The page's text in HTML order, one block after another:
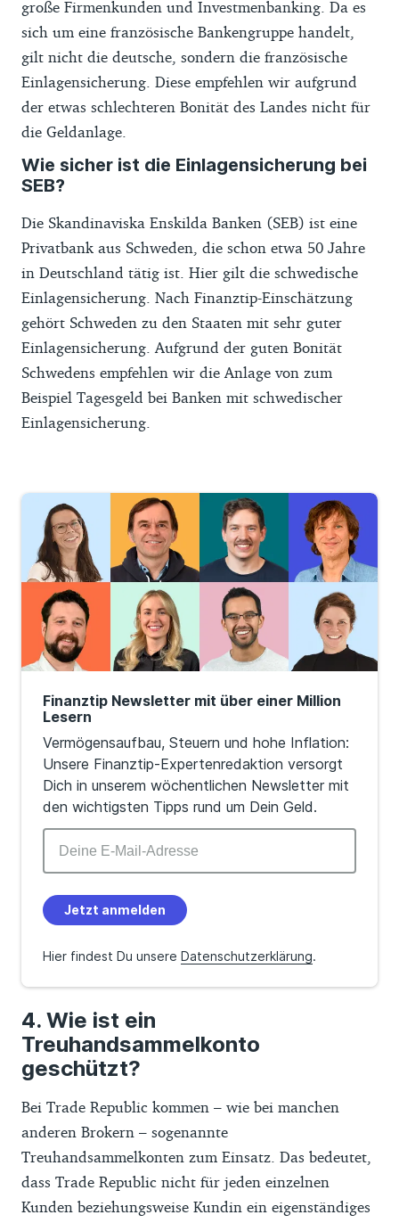
große Firmenkunden und Investmenbanking. Da es
sich um eine französische Bankengruppe handelt,
gilt nicht die deutsche, sondern die französische
Einlagensicherung. Diese empfehlen wir aufgrund
der etwas schlechteren Bonität des Landes nicht für
die Geldanlage.
Wie sicher ist die Einlagensicherung bei
SEB?
Die Skandinaviska Enskilda Banken (SEB) ist eine
Privatbank aus Schweden, die schon etwa 50 Jahre
in Deutschland tätig ist. Hier gilt die schwedische
Einlagensicherung. Nach Finanztip-Einschätzung
gehört Schweden zu den Staaten mit sehr guter
Einlagensicherung. Aufgrund der guten Bonität
Schwedens empfehlen wir die Anlage von zum
Beispiel Tagesgeld bei Banken mit schwedischer
Einlagensicherung.
Finanztip Newsletter mit über einer Million
Lesern
Vermögensaufbau, Steuern und hohe Inflation:
Unsere Finanztip-Expertenredaktion versorgt
Dich in unserem wöchentlichen Newsletter mit
den wichtigsten Tipps rund um Dein Geld.
Jetzt anmelden
Hier findest Du unsere Datenschutzerklärung.
Wie ist ein
Treuhandsammelkonto
geschützt?
Bei Trade Republic kommen – wie bei manchen
anderen Brokern – sogenannte
Treuhandsammelkonten zum Einsatz. Das bedeutet,
dass Trade Republic nicht für jeden einzelnen
Kunden beziehungsweise Kundin ein eigenständiges